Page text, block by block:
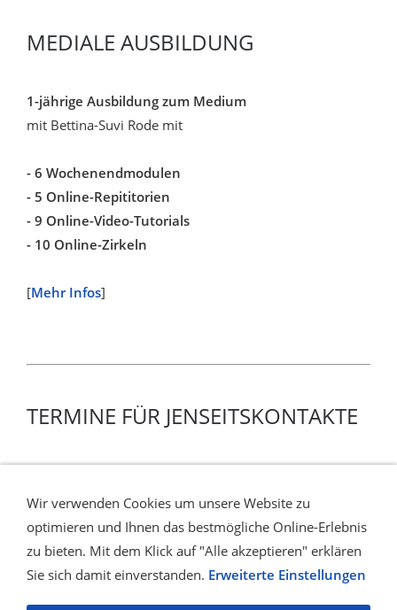
MEDIALE AUSBILDUNG
1-jährige Ausbildung zum Medium
mit Bettina-Suvi Rode mit
- 6 Wochenendmodulen
- 5 Online-Repititorien
- 9 Online-Video-Tutorials
- 10 Online-Zirkeln
[Mehr Infos]
TERMINE FÜR JENSEITSKONTAKTE
Privatsitzung
mit den Medien Bettina-Suvi Rode und Tanja Schlömer
[Zu den Terminen ]
Wir verwenden Cookies um unsere Website zu
optimieren und Ihnen das bestmögliche Online-Erlebnis
zu bieten. Mit dem Klick auf "Alle akzeptieren" erklären
Sie sich damit einverstanden. Erweiterte Einstellungen